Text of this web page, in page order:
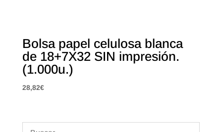
Bolsa papel celulosa blanca
de 18+7X32 SIN impresión.
(1.000u.)
28,82€